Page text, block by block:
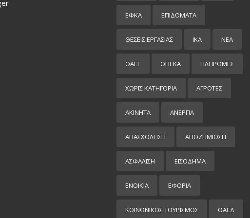
ΕΦΚΑ ΕΠΙΔΌΜΑΤΑ
ΘΕΣΕΙΣ ΕΡΓΑΣΙΑΣ ΙΚΑ ΝΕΑ
ΟΑΕΕ ΟΠΕΚΑ ΠΛΗΡΩΜΕΣ
ΧΩΡΊΣ ΚΑΤΗΓΟΡΊΑ ΑΓΡΟΤΕΣ
ΑΚΙΝΗΤΑ ΑΝΕΡΓΙΑ
ΑΠΑΣΧΟΛΗΣΗ ΑΠΟΖΗΜΙΩΣΗ
ΑΣΦΑΛΙΣΗ ΕΙΣΌΔΗΜΑ
ΕΝΟΙΚΙΑ ΕΦΟΡΙΑ
ΚΟΙΝΩΝΙΚΟΣ ΤΟΥΡΙΣΜΟΣ ΟΑΕΔ